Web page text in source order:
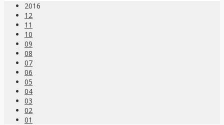
2016
12
11
10
09
08
07
06
05
04
03
02
01